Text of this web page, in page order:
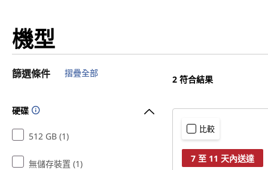
機型
篩選條件 摺疊全部
硬碟
512 GB (1)
無儲存裝置 (1)
2 符合結果
比較
7 至 11 天內送達